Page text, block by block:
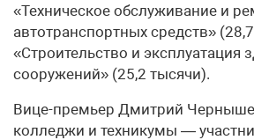
«Техническое обслуживание и
автотранспортных средств»
«Строительство и эксплуатация
сооружений» (25,2 тысячи).
Вице-премьер Дмитрий
колледжи и техникумы —